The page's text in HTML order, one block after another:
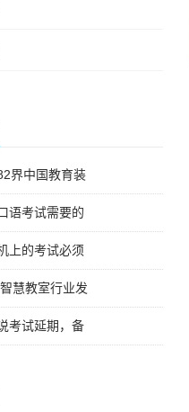
界中国教育装
语考试需要的
上的考试必须
慧教室行业发
考试延期，备